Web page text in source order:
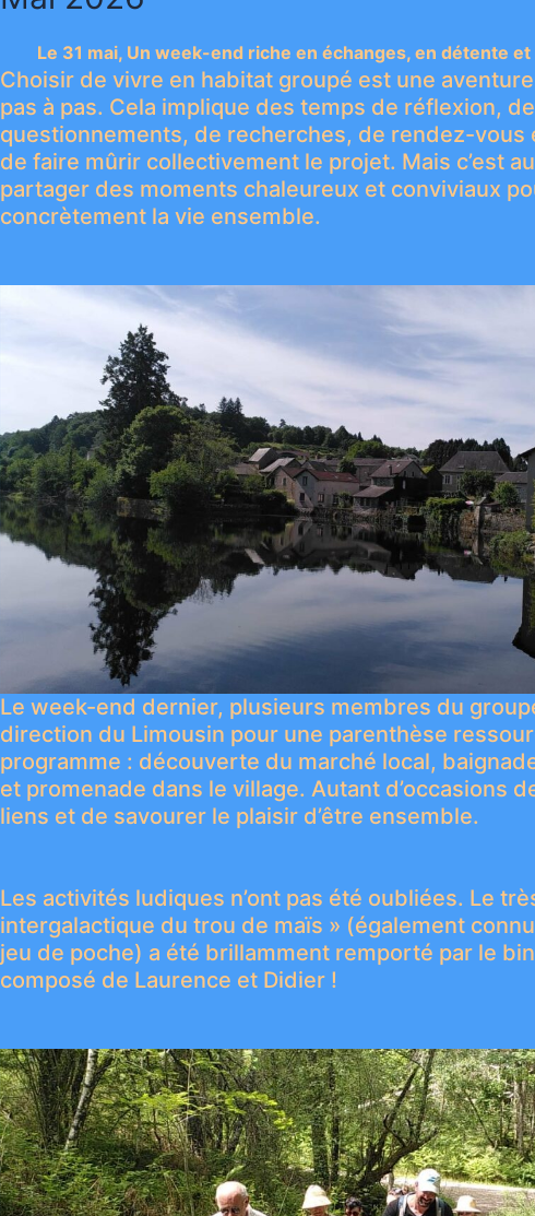
Le 31 mai, Un week-end riche en échanges, en détente
Choisir de vivre en habitat groupé est une
pas à pas. Cela implique des temps de réflexion, de
questionnements, de recherches, de rendez-vous
de faire mûrir collectivement le projet. Mais c’est
partager des moments chaleureux et conviviaux
concrètement la vie ensemble.
Le week-end dernier, plusieurs membres du
direction du Limousin pour une parenthèse
programme : découverte du marché local,
et promenade dans le village. Autant d’occasions
liens et de savourer le plaisir d’être ensemble.
Les activités ludiques n’ont pas été oubliées. Le
intergalactique du trou de maïs » (également
jeu de poche) a été brillamment remporté par le
composé de Laurence et Didier !